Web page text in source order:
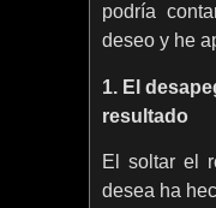
podría
deseo y he
1. El
resultado
El soltar el
desea ha